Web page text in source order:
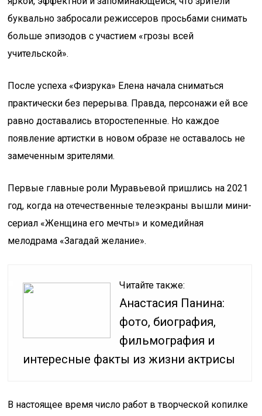
буквально забросали режиссеров просьбами снимать
больше эпизодов с участием «грозы всей
учительской».
После успеха «Физрука» Елена начала сниматься
практически без перерыва. Правда, персонажи ей все
равно доставались второстепенные. Но каждое
появление артистки в новом образе не оставалось не
замеченным зрителями.
Первые главные роли Муравьевой пришлись на 2021
год, когда на отечественные телеэкраны вышли мини-
сериал «Женщина его мечты» и комедийная
мелодрама «Загадай желание».
Читайте также:
Анастасия Панина:
фото, биография,
фильмография и
интересные факты из жизни актрисы
В настоящее время число работ в творческой копилке